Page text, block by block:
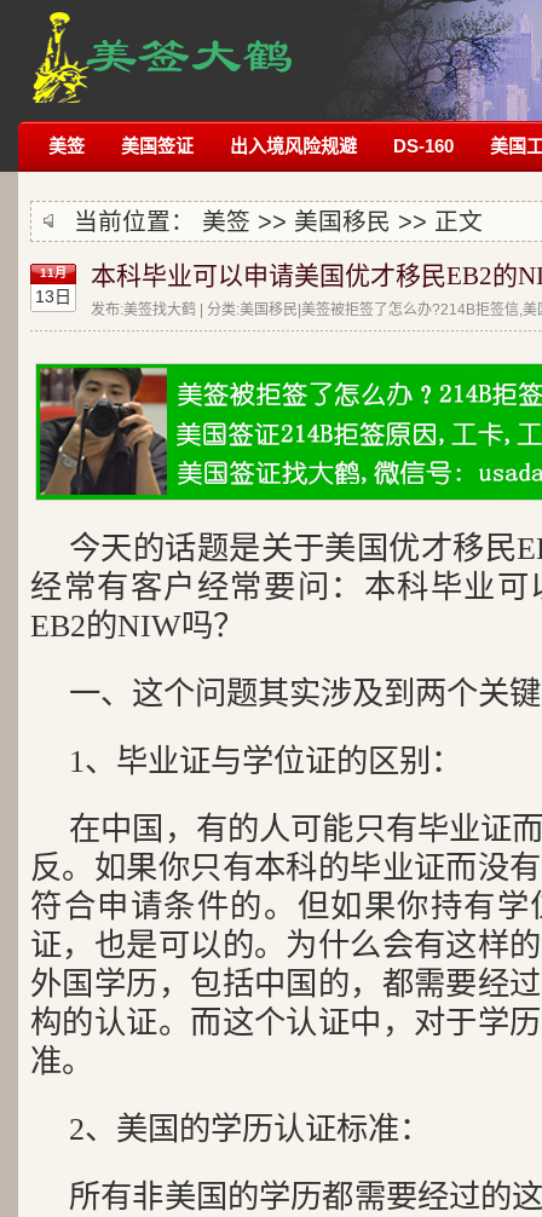
美签 美国签证 出入境风险规避 DS-160 美国
当前位置： 美签 >> 美国移民 >> 正文
11月
13日
本科毕业可以申请美国优才移民EB2的
发布:美签找大鹤 | 分类:美国移民|美签被拒签了怎么办?214B拒签信,
今天的话题是关于美国优才移民
经常有客户经常要问：本科毕业
EB2的NIW吗？
一、这个问题其实涉及到两个关
1、毕业证与学位证的区别：
在中国，有的人可能只有毕业证
反。如果你只有本科的毕业证而没
符合申请条件的。但如果你持有
证，也是可以的。为什么会有这样
外国学历，包括中国的，都需要经
构的认证。而这个认证中，对于学
准。
2、美国的学历认证标准：
所有非美国的学历都需要经过的